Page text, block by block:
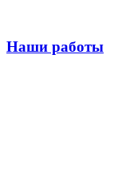
Наши работы